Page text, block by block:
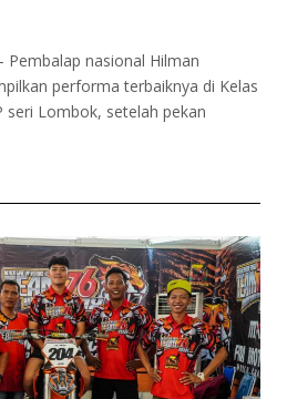
Pembalap nasional Hilman
performa terbaiknya di Kelas
seri Lombok, setelah pekan